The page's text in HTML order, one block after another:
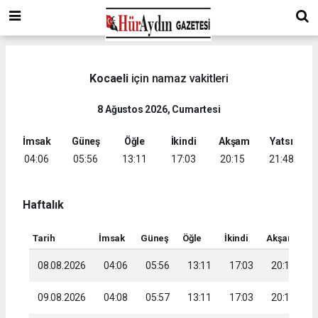
Kocaeliiçin namaz vakitleri
8 Ağustos 2026, Cumartesi
İmsak
04:06
Güneş
05:56
Öğle
13:11
İkindi
17:03
Akşam
20:15
Yatsı
21:48
Haftalık
Tarih İmsak Güneş Öğle İkindi Akşam
08.08.2026 04:06 05:56 13:11 17:03 20:15
09.08.2026 04:08 05:57 13:11 17:03 20:14